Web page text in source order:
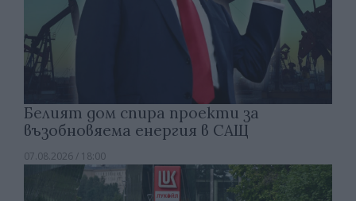
Белият дом спира проекти за
възобновяема енергия в САЩ
07.08.2026 / 18:00